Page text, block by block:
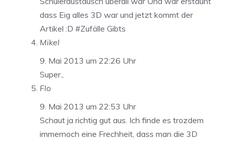
dass Eig alles 3D war und jetzt kommt der
Artikel :D #Zufälle Gibts
Mikel
9. Mai 2013 um 22:26 Uhr
Super.,
Flo
9. Mai 2013 um 22:53 Uhr
Schaut ja richtig gut aus. Ich finde es trozdem
immernoch eine Frechheit, dass man die 3D